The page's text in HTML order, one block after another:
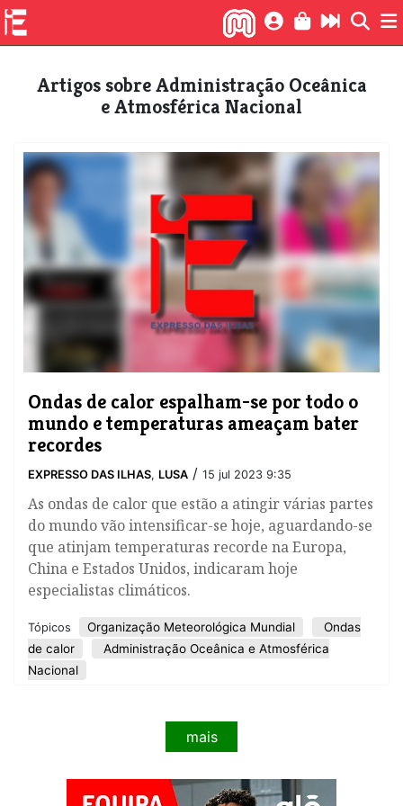
Artigos sobre Administração Oceânica
e Atmosférica Nacional
Ondas de calor espalham-se por todo o
mundo e temperaturas ameaçam bater
recordes
EXPRESSO DAS ILHAS, LUSA / 15 jul 2023 9:35
As ondas de calor que estão a atingir várias partes
do mundo vão intensificar-se hoje, aguardando-se
que atinjam temperaturas recorde na Europa,
China e Estados Unidos, indicaram hoje
especialistas climáticos.
Tópicos Organização Meteorológica Mundial
Ondas
de calor
Administração Oceânica e Atmosférica
Nacional
mais